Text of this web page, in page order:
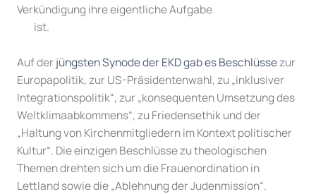
Verkündigung ihre eigentliche Aufgabe
ist.
Auf der jüngsten Synode der EKD gab es Beschlüssezur
Europapolitik, zur US-Präsidentenwahl, zu „inklusiver
Integrationspolitik“, zur „konsequenten Umsetzung des
Weltklimaabkommens“, zu Friedensethik und der
„Haltung von Kirchenmitgliedern im Kontext politischer
Kultur“. Die einzigen Beschlüsse zu theologischen
Themen drehten sich um die Frauenordination in
Lettland sowie die „Ablehnung der Judenmission“.